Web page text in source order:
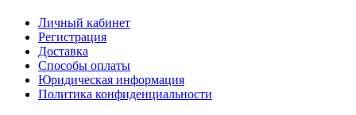
Личный кабинет
Регистрация
Доставка
Способы оплаты
Юридическая информация
Политика конфиденциальности